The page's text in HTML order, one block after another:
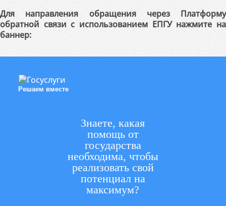
Для направления обращения через Платформу
обратной связи с использованием ЕПГУ нажмите на
баннер:
Решаем вместе
Знаете, какая
помощь от
государства
необходима, чтобы
реализовать свой
потенциал на
максимум?